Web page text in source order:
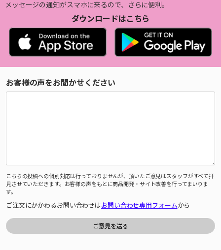
メッセージの通知がスマホに来るので、さらに便利。
ダウンロードはこちら
お客様の声をお聞かせください
こちらの投稿への個別対応は行っておりませんが、頂いたご意見はスタッフがすべて拝
見させていただきます。お客様の声をもとに商品開発・サイト改善を行ってまいりま
す。
ご注文にかかわるお問い合わせはお問い合わせ専用フォームから